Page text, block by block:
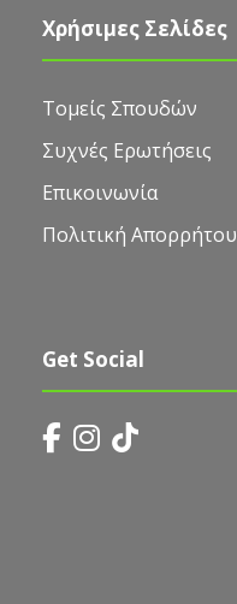
Χρήσιμες Σελίδες
Τομείς Σπουδών
Συχνές Ερωτήσεις
Επικοινωνία
Πολιτική Απορρήτου
Get Social